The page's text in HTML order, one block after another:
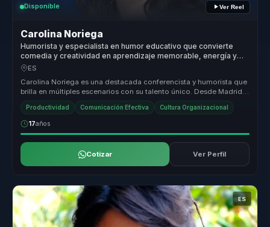
Disponible Ver Reel
Carolina Noriega
Humorista y especialista en humor educativo que convierte
comedia y creatividad en aprendizaje memorable, energía y
productividad para equipos.
ES
Carolina Noriega es una destacada conferencista y humorista que
brilla en múltiples escenarios con su talento único. Desde Madrid,
conect...
Productividad Comunicación Efectiva Cultura Organizacional
17años
Cotizar Ver Perfil
ES